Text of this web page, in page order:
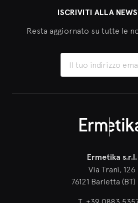
ISCRIVITI ALLA
Resta aggiornato su tutte le
Ermetika s.r.l.
Via Trani, 126
76121 Barletta